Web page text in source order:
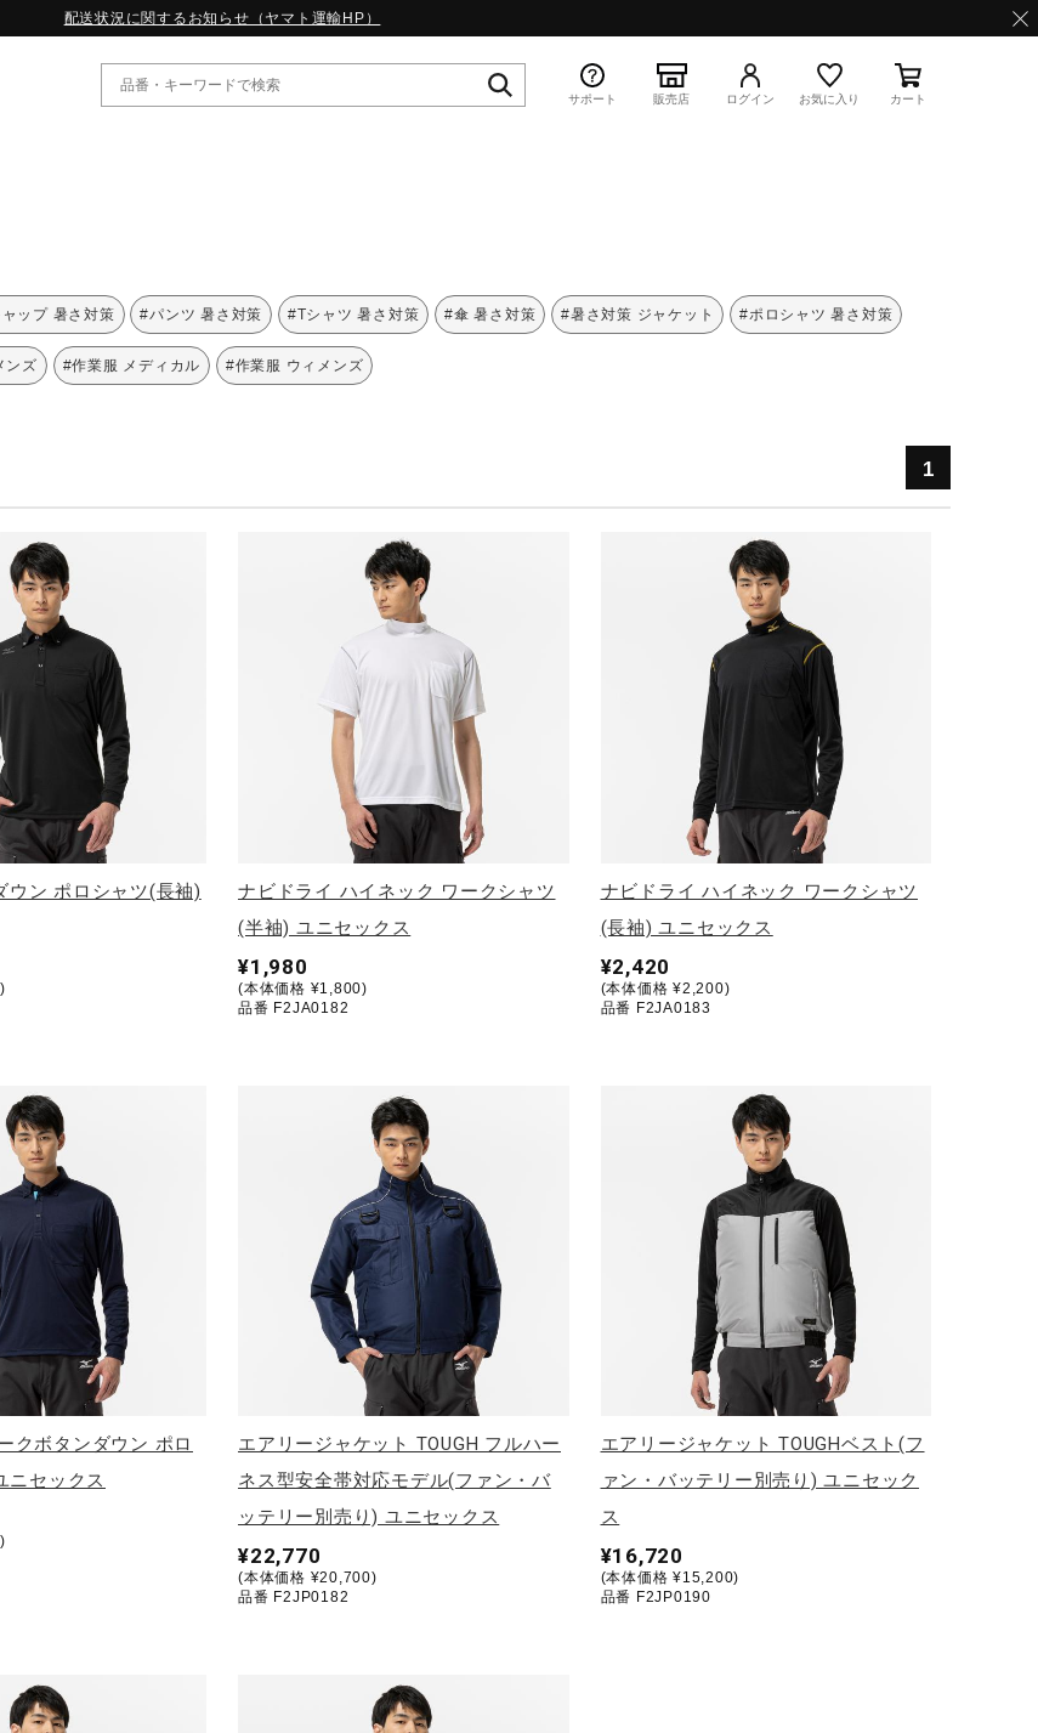
配送状況に関するお知らせ（ヤマト運輸HP）
｜特集
MAGIC MITA｜特集
STRAP｜特集
シャルカラーパック｜特集
サポート 販売店 ログイン お気に入り カート
ップ 暑さ対策 #パンツ 暑さ対策 #Tシャツ 暑さ対策 #傘 暑さ対策 #暑さ対策 ジャケット #ポロシャツ 暑さ対策
ンズ #作業服 メディカル #作業服 ウィメンズ
1
ウン ポロシャツ(長袖)
ナビドライ ハイネック ワークシャツ
(半袖) ユニセックス
¥1,980
(本体価格 ¥1,800)
品番 F2JA0182
ナビドライ ハイネック ワークシャツ
(長袖) ユニセックス
¥2,420
(本体価格 ¥2,200)
品番 F2JA0183
クボタンダウン ポロ
ニセックス
エアリージャケット TOUGH フルハー
ネス型安全帯対応モデル(ファン・バ
ッテリー別売り) ユニセックス
¥22,770
(本体価格 ¥20,700)
品番 F2JP0182
エアリージャケット TOUGHベスト(フ
ァン・バッテリー別売り) ユニセック
ス
¥16,720
(本体価格 ¥15,200)
品番 F2JP0190